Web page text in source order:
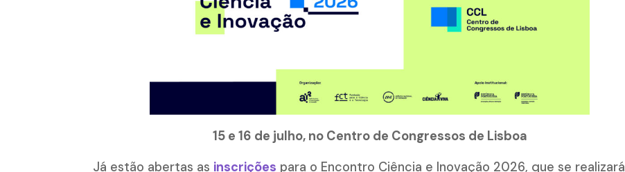
15 e 16 de julho, no Centro de Congressos de Lisboa
Já estão abertas as inscrições para o Encontro Ciência e Inovação 2026, que se realizará